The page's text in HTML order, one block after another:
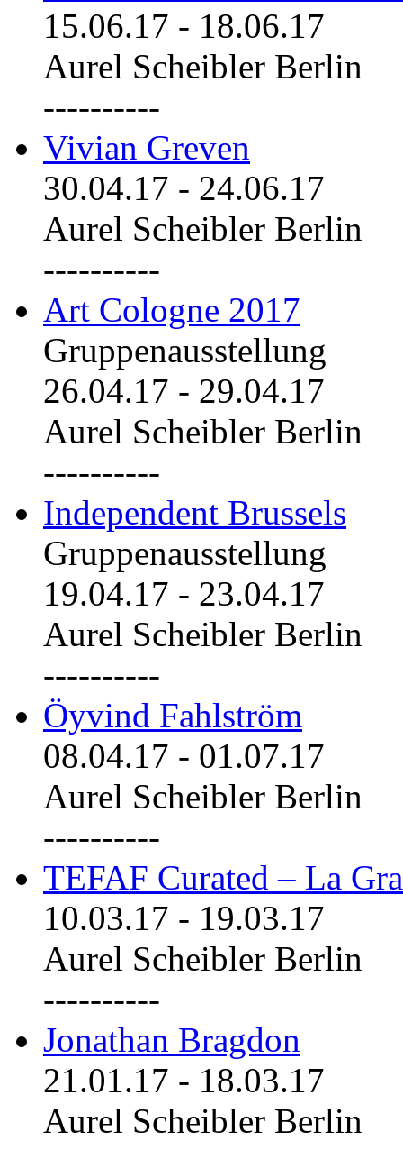
15.06.17 - 18.06.17
Aurel Scheibler Berlin
----------
Vivian Greven
30.04.17 - 24.06.17
Aurel Scheibler Berlin
----------
Art Cologne 2017
Gruppenausstellung
26.04.17 - 29.04.17
Aurel Scheibler Berlin
----------
Independent Brussels
Gruppenausstellung
19.04.17 - 23.04.17
Aurel Scheibler Berlin
----------
Öyvind Fahlström
08.04.17 - 01.07.17
Aurel Scheibler Berlin
----------
TEFAF Curated – La
10.03.17 - 19.03.17
Aurel Scheibler Berlin
----------
Jonathan Bragdon
21.01.17 - 18.03.17
Aurel Scheibler Berlin